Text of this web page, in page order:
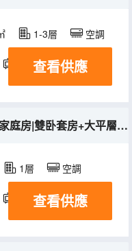
1-3層 空調
電視機 冰箱
查看供應
閒庭歡聚家庭房|雙卧套房+大平層+冰箱+洗衣機
1層 空調
電視機 冰箱
查看供應